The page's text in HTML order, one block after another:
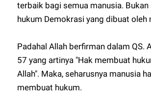
terbaik bagi semua manusia.
hukum Demokrasi yang dibuat oleh
Padahal Allah berfirman dalam QS.
57 yang artinya "Hak membuat
Allah". Maka, seharusnya manusia
membuat hukum.